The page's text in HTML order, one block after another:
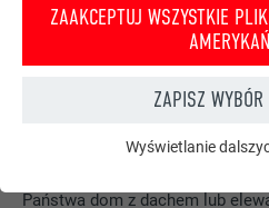
Państwa dom w stylu PREFA
Państwa dom z dachem lub
ZAAKCEPTUJ WSZYSTKIE
ZAPISZ
funkcji witryny. Zapewnione jest w
Wyświetlanie